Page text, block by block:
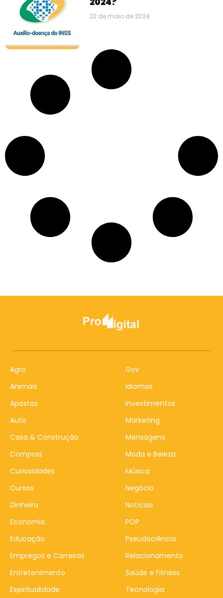
22 de maio de 2024
Agro
Animais
Apostas
Auto
Casa & Construção
Compras
Curiosidades
Cursos
Dinheiro
Economia
Educação
Empregos e Carreiras
Entretenimento
Espiritualidade
Gov
Idiomas
Investimentos
Marketing
Mensagens
Moda e Beleza
Música
Negócio
Notícias
POP
Pseudociência
Relacionamento
Saúde e Fitness
Tecnologia